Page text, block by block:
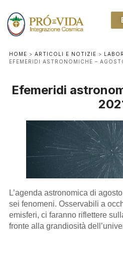
HOME > ARTICOLI E NOTIZIE >
EFEMERIDI ASTRONOMICHE –
Efemeridi
L’agenda astronomica di
sei fenomeni. Osservabili a
emisferi, ci faranno riflettere
fronte alla grandiosità